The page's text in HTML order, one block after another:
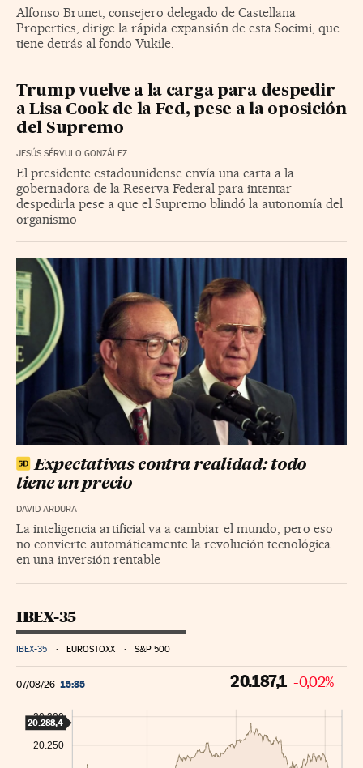
Alfonso Brunet, consejero delegado de Castellana
Properties, dirige la rápida expansión de esta Socimi, que
tiene detrás al fondo Vukile.
Trump vuelve a la carga para despedir
a Lisa Cook de la Fed, pese a la oposición
del Supremo
JESÚS SÉRVULO GONZÁLEZ
El presidente estadounidense envía una carta a la
gobernadora de la Reserva Federal para intentar
despedirla pese a que el Supremo blindó la autonomía del
organismo
Expectativas contra realidad: todo
tiene un precio
DAVID ARDURA
La inteligencia artificial va a cambiar el mundo, pero eso
no convierte automáticamente la revolución tecnológica
en una inversión rentable
IBEX-35
IBEX-35 EUROSTOXX S&P 500
07/08/26 15:35 20.187,1 -0,02%
20.250
20.300
20.288,4